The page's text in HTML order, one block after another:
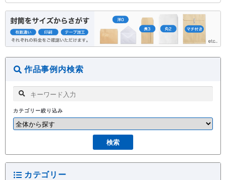
作品事例内検索
カテゴリー絞り込み
カテゴリー